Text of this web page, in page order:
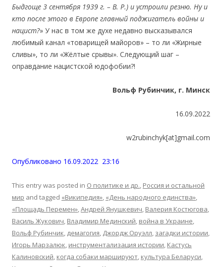
Быдгоще 3 сентября 1939 г. – В. Р.) и устроили резню. Ну и
кто после этого в Европе главный поджигатель войны и
нацист?» У нас в том же духе недавно высказывался
любимый канал «товарищей майоров» – то ли «Жирные
сливы», то ли «Жёлтые срывы». Следующий шаг –
оправдание нацистской юдофобии?!
Вольф Рубинчик, г. Минск
16.09.2022
w2rubinchyk[at]gmail.com
Опубликовано 16.09.2022 23:16
This entry was posted in О политике и др., Россия и остальной
мир and tagged «Википедия», «День народного единства»,
«Площадь Перемен»,Андрей Янушкевич, Валерия Костюгова,
Василь Жукович, Владимир Мединский, война в Украине,
Вольф Рубинчик, демагогия, Джордж Оруэлл, загадки истории,
Игорь Марзалюк, инструментализация истории, Кастусь
Калиновский, когда собаки маршируют, культура Беларуси,